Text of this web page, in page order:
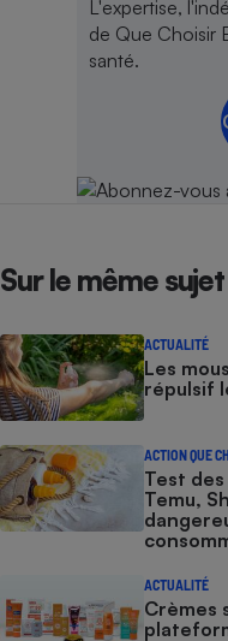
L'expertise,
de Que Choisir
santé.
Sur le même sujet
ACTUALITÉ
Les
répulsif
ACTION QUE
Test
Temu,
ACTUALITÉ
Crèmes